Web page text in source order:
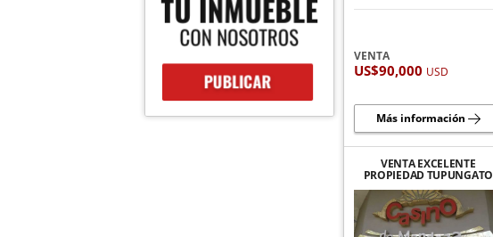
VENTA
US$90,000 USD
Más información
VENTA EXCELENTE
PROPIEDAD TUPUNGATO
PARA
DESARROLLADORES DE
NEGOCIOS!!